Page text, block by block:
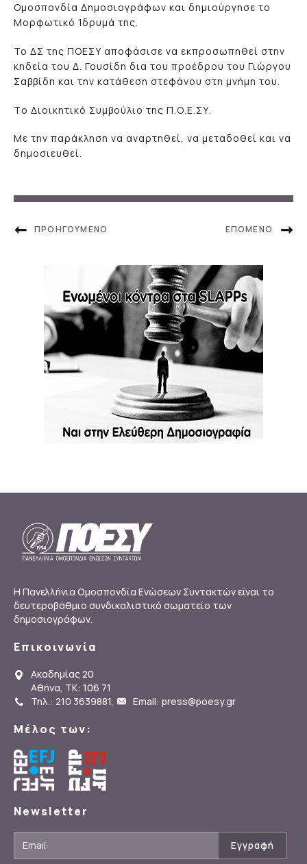
Ομοσπονδία Δημοσιογράφων και δημιούργησε το
Μορφωτικό Ίδρυμά της.
Το ΔΣ της ΠΟΕΣΥ αποφάσισε να εκπροσωπηθεί στην
κηδεία του Δ. Γουσίδη δια του προέδρου του Γιώργου
Σαββίδη και την κατάθεση στεφάνου στη μνήμη του.
Τo Διοικητικό Συμβούλιο της Π.Ο.Ε.ΣΥ.
Με την παράκληση να αναρτηθεί, να μεταδοθεί και να
δημοσιευθεί.
Η Πανελλήνια Ομοσπονδία Ενώσεων Συντακτών είναι το
δευτεροβάθμιο συνδικαλιστικό σωματείο των
δημοσιογράφων.
Επικοινωνία
Ακαδημίας 20
Αθήνα, ΤΚ: 106 71
Τηλ.: 210 3639881, Email: press@poesy.gr
Μέλος των:
Newsletter